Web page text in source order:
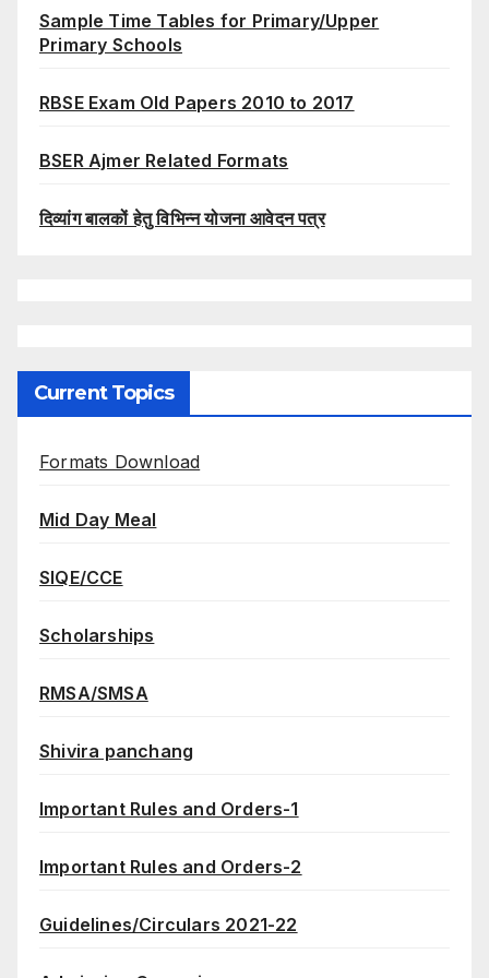
Sample Time Tables for Primary/Upper
Primary Schools
RBSE Exam Old Papers 2010 to 2017
BSER Ajmer Related Formats
दिव्यांग बालकों हेतु विभिन्न योजना आवेदन पत्र
Current Topics
Formats Download
Mid Day Meal
SIQE/CCE
Scholarships
RMSA/SMSA
Shivira panchang
Important Rules and Orders-1
Important Rules and Orders-2
Guidelines/Circulars 2021-22